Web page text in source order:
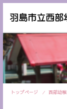
トップページ 西部幼稚